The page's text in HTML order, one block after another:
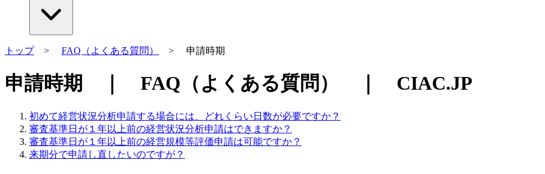
トップ> FAQ（よくある質問） > 申請時期
申請時期 ｜ FAQ（よくある質問） ｜ CIAC.JP
初めて経営状況分析申請する場合には、どれくらい日数が必要ですか？
審査基準日が１年以上前の経営状況分析申請はできますか？
審査基準日が１年以上前の経営規模等評価申請は可能ですか？
来期分で申請し直したいのですが？